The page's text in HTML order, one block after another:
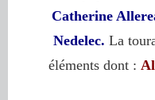
Catherine
Nedelec. La
éléments dont :